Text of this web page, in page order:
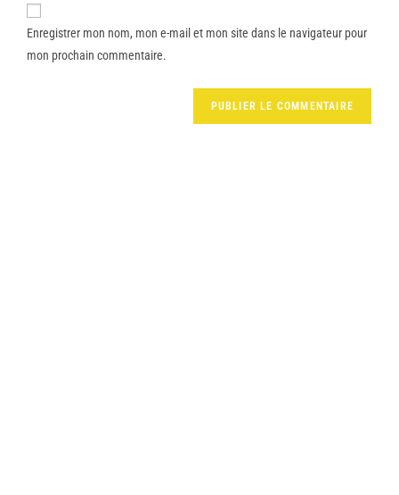
Enregistrer mon nom, mon e-mail et mon site dans le navigateur pour
mon prochain commentaire.